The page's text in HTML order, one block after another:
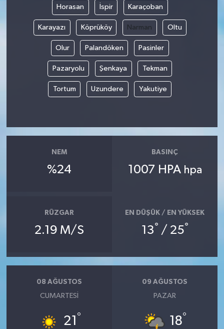
Horasan İspir Karaçoban
Karayazı Köprüköy Narman Oltu
Olur Palandöken Pasinler
Pazaryolu Şenkaya Tekman
Tortum Uzundere Yakutiye
NEM
%24
BASINÇ
1007 HPA hpa
RÜZGAR
2.19 M/S
EN DÜŞÜK / EN YÜKSEK
13° / 25°
08 AĞUSTOS
CUMARTESI
21 °
09 AĞUSTOS
PAZAR
18°